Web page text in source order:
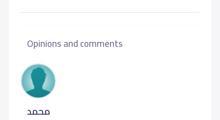
Opinions and comments
محمد